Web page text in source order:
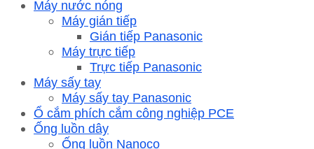
Máy nước nóng
Máy gián tiếp
Gián tiếp Panasonic
Máy trực tiếp
Trực tiếp Panasonic
Máy sấy tay
Máy sấy tay Panasonic
Ổ cắm phích cắm công nghiệp PCE
Ống luồn dây
Ống luồn Nanoco